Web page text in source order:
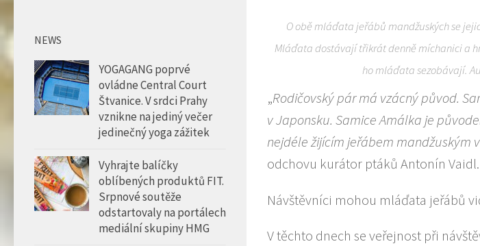
O obě mláďata jeřábů mandžuských se
Mláďata dostávají třikrát denně míchanici a
ho mláďata sezobávají.
„Rodičovský pár má vzácný původ.
v Japonsku. Samice Amálka je
nejdéle žijícím jeřábem mandžuským v
odchovu kurátor ptáků Antonín Vaidl.
Návštěvníci mohou mláďata jeřábů
V těchto dnech se veřejnost při
NEWS
YOGAGANG poprvé
ovládne Central Court
Štvanice. V srdci Prahy
vznikne na jediný večer
jedinečný yoga zážitek
Vyhrajte balíčky
oblíbených produktů FIT.
Srpnové soutěže
odstartovaly na portálech
mediální skupiny HMG